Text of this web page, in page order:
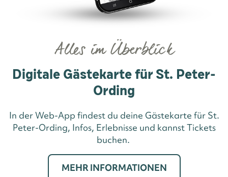
Alles im Überblick
Digitale Gästekarte für St. Peter-
Ording
In der Web-App findest du deine Gästekarte für St.
Peter-Ording, Infos, Erlebnisse und kannst Tickets
buchen.
MEHR INFORMATIONEN